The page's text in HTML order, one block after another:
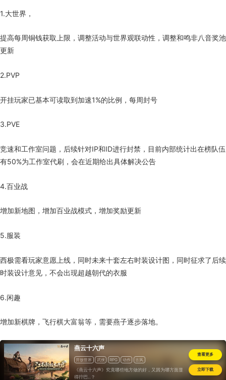
1.大世界，
提高每周铜钱获取上限，调整活动与世界观联动性，调整和鸣非八音奖池
更新
2.PVP
开挂玩家已基本可读取到加速1%的比例，每周封号
3.PVE
竞速和工作室问题，后续针对IP和ID进行封禁，目前内部统计出在榜队伍
有50%为工作室代刷，会在近期给出具体解决公告
4.百业战
增加新地图，增加百业战模式，增加奖励更新
5.服装
西极需看玩家意愿上线，同时未来十套左右时装设计图，同时征求了后续
时装设计意见，不会出现超越朝代的衣服
6.闲趣
增加新棋牌，飞行棋大富翁等，需要燕子逐步落地。
燕云十六声
开放世界 武侠 RPG 动作 古风
《燕云十六声》究竟哪些地方做的好，又因为哪方面显
得拧巴..？
查看更多
立即下载